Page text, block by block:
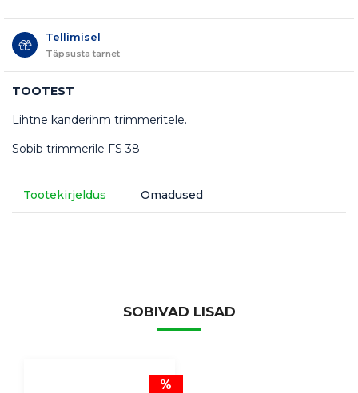
Tellimisel
Täpsusta tarnet
TOOTEST
Lihtne kanderihm trimmeritele.
Sobib trimmerile FS 38
Tootekirjeldus Omadused
SOBIVAD LISAD
%